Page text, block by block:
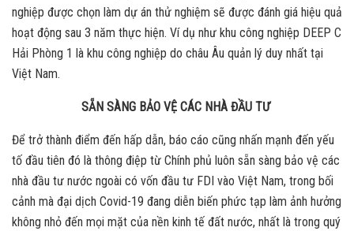
nghiệp được chọn làm dự án thử nghiệm sẽ được đánh giá hiệu quả
hoạt động sau 3 năm thực hiện. Ví dụ như khu công nghiệp DEEP C
Hải Phòng 1 là khu công nghiệp do châu Âu quản lý duy nhất tại
Việt Nam.
SẴN SÀNG BẢO VỆ CÁC NHÀ ĐẦU TƯ
Để trở thành điểm đến hấp dẫn, báo cáo cũng nhấn mạnh đến yếu
tố đầu tiên đó là thông điệp từ Chính phủ luôn sẵn sàng bảo vệ các
nhà đầu tư nước ngoài có vốn đầu tư FDI vào Việt Nam, trong bối
cảnh mà đại dịch Covid-19 đang diễn biến phức tạp làm ảnh hưởng
không nhỏ đến mọi mặt của nền kinh tế đất nước, nhất là trong quý